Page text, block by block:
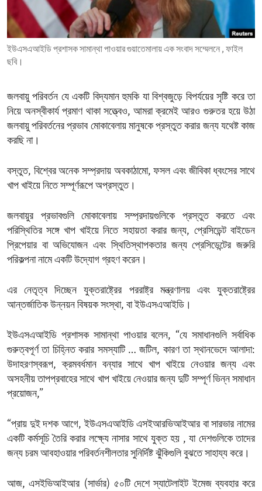
ENVIRONMENT AND HEALTH
IDEALS AND INSTITUTIONS
ইউএসএআইডি প্রশাসক সামান্থা পাওয়ার গুয়াতেমালায় এক সংবাদ সম্মেলনে , ফাইল
ছবি।
জলবায়ু পরিবর্তন যে একটি বিদ্যমান হুমকি যা বিশ্বজুড়ে বিপর্যয়ের সৃষ্টি করে তা
নিয়ে অনস্বীকার্য প্রমাণ থাকা সত্ত্বেও, আমরা ক্রমেই আরও গুরুতর হয়ে উঠা
জলবায়ু পরিবর্তনের প্রভাব মোকাবেলায় মানুষকে প্রস্তুত করার জন্য যথেষ্ট কাজ
করছি না।
বস্তুত, বিশ্বের অনেক সম্প্রদায় অবকাঠামো, ফসল এবং জীবিকা ধ্বংসের সাথে
খাপ খাইয়ে নিতে সম্পূর্ণরূপে অপ্রস্তুত।
জলবায়ুর প্রভাবগুলি মোকাবেলায় সম্প্রদায়গুলিকে প্রস্তুত করতে এবং
পরিস্থিতির সঙ্গে খাপ খাইয়ে নিতে সহায়তা করার জন্য, প্রেসিডেন্ট বাইডেন
প্রিপেয়ার বা অভিযোজন এবং স্থিতিস্থাপকতার জন্য প্রেসিডেন্টের জরুরি
পরিকল্পনা নামে একটি উদ্যোগ গ্রহণ করেন।
এর নেতৃত্ব দিচ্ছেন যুক্তরাষ্ট্রের পররাষ্ট্র মন্ত্রণালয় এবং যুক্তরাষ্ট্রের
আন্তর্জাতিক উন্নয়ন বিষয়ক সংস্থা, বা ইউএসএআইডি।
ইউএসএআইডি প্রশাসক সামান্থা পাওয়ার বলেন, “যে সমাধানগুলি সর্বাধিক
গুরুত্বপূর্ণ তা চিহ্নিত করার সমস্যাটি … জটিল, কারণ তা স্থানভেদে আলাদা:
উদাহরণস্বরূপ, ক্রমবর্ধমান বন্যার সাথে খাপ খাইয়ে নেওয়ার জন্য এবং
অসহনীয় তাপপ্রবাহের সাথে খাপ খাইয়ে নেওয়ার জন্য দুটি সম্পূর্ণ ভিন্ন সমাধান
প্রয়োজন,”
“প্রায় দুই দশক আগে, ইউএসএআইডি এসইআরভিআইআর বা সারভার নামের
একটি কর্মসূচি তৈরি করার লক্ষ্যে নাসার সাথে যুক্ত হয় , যা দেশগুলিকে তাদের
জন্য চরম আবহাওয়ার পরিবর্তনশীলতার সুনির্দিষ্ট ঝুঁকিগুলি বুঝতে সাহায্য করে।
আজ, এসইভিআইআর (সার্ভার) ৫০টি দেশে স্যাটেলাইট ইমেজ ব্যবহার করে